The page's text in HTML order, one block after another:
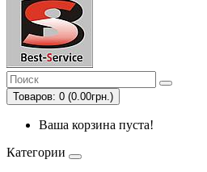
Товаров: 0 (0.00грн.)
Ваша корзина пуста!
Категории